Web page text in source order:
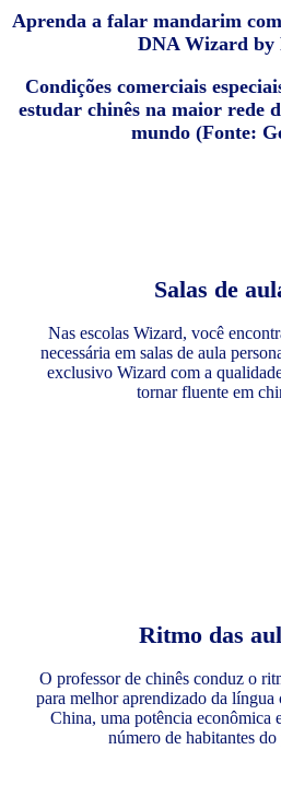
Aprenda a falar mandarim
DNA Wizard by
Condições comerciais
estudar chinês na maior rede
mundo (Fonte:
Salas de
Nas escolas Wizard, você
necessária em salas de aula
exclusivo Wizard com a
tornar fluente em
Ritmo das
O professor de chinês conduz o
para melhor aprendizado da língua
China, uma potência econômica
número de habitantes do